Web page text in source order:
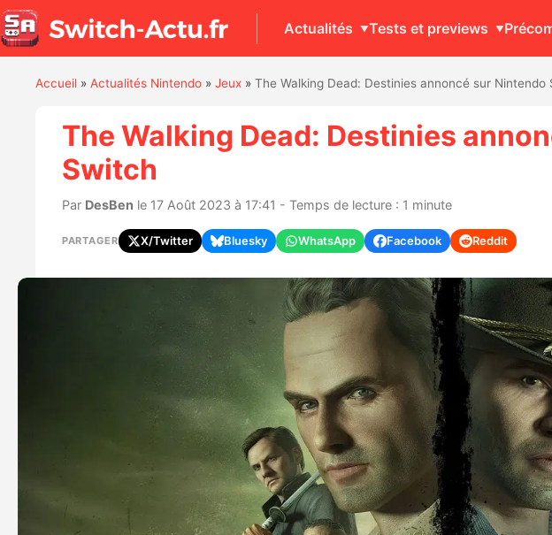
Actualités Tests et previews
Accueil» Actualités Nintendo» Jeux» The Walking Dead: Destinies annoncé sur Nintendo
The Walking Dead: Destinies
Switch
Par DesBen le 17 Août 2023 à 17:41 - Temps de lecture : 1 minute
PARTAGER X/Twitter Bluesky WhatsApp Facebook Reddit